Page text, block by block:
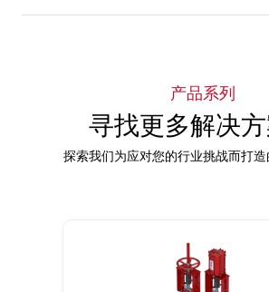
产品系列
寻找更多解决方
探索我们为应对您的行业挑战而打